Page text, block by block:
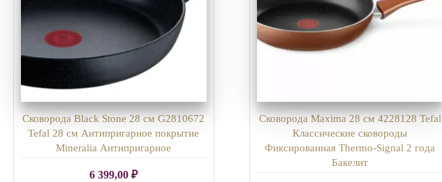
Сковорода Black Stone 28 см G2810672
Tefal 28 см Антипригарное покрытие
Mineralia Антипригарное
6 399,00₽
Сковорода Maxima 28 см 4228128 Tefal
Классические сковороды
Фиксированная Thermo-Signal 2 года
Бакелит